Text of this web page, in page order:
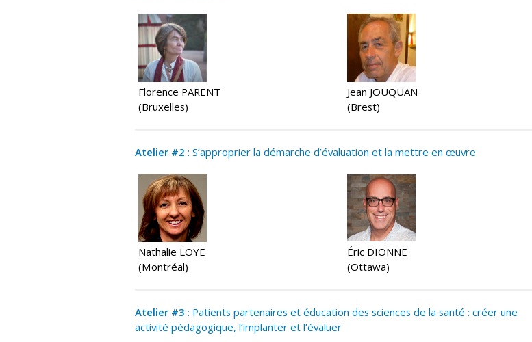
Florence PARENT
(Bruxelles)
Jean JOUQUAN
(Brest)
Atelier #2 : S’approprier la démarche d’évaluation et la mettre en œuvre
Nathalie LOYE
(Montréal)
Éric DIONNE
(Ottawa)
Atelier #3 : Patients partenaires et éducation des sciences de la santé : créer une
activité pédagogique, l’implanter et l’évaluer